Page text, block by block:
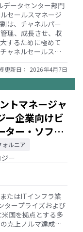
設の開発を支援す
サポートする ・メ
管理し、コスト効
・請求書が経理
認、承認、検証さ
練され、備えてい
ータセンター部門
セールスマネージ
は、チャネルパー
理、成長させ、収
するために極めて
ャネルセールスの
脈でチャネル戦略
る必要がありま
ドサービスプロバ
戦略的チャネルパ
グ、育成する 会社
に、包括的なパー
を開発する ・販
達成するためのチ
トレーニング、共
協調的な販売活動
メントを推進する
ートナーの明確な
トナーに実用的な
ング、製品、直接販
し、チャネルの取
更新日： 2026年4月7日
トマネージャ
ー企業向けビ
ター・ソフト
ォルニア
ー
たはITインフラ業
タープライズおよび
国を拠点とする多
売上ノルマ達成ま